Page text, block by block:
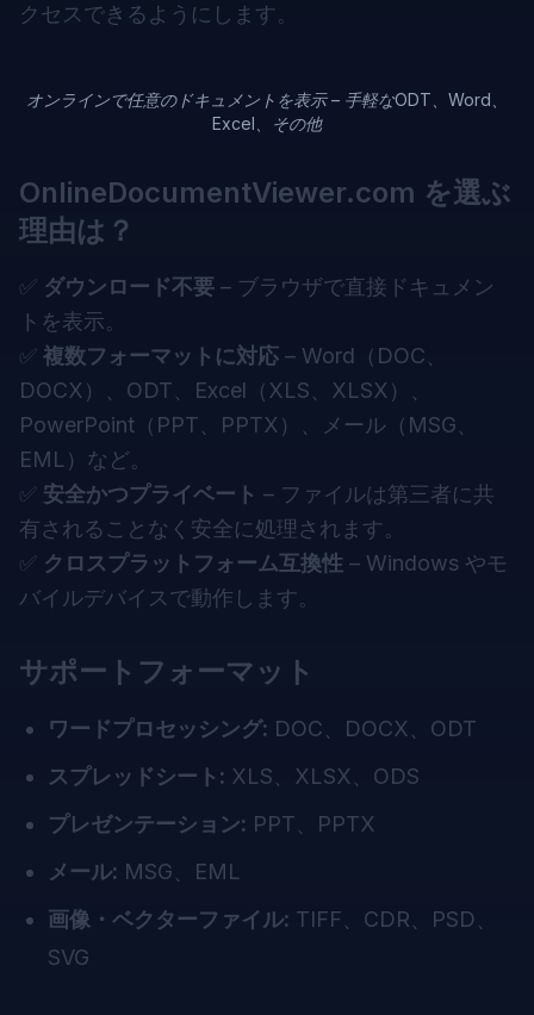
クセスできるようにします。
オンラインで任意のドキュメントを表示 – 手軽なODT、Word、
Excel、その他
OnlineDocumentViewer.com を選ぶ
理由は？
✅ ダウンロード不要 – ブラウザで直接ドキュメン
トを表示。
✅ 複数フォーマットに対応 – Word（DOC、
DOCX）、ODT、Excel（XLS、XLSX）、
PowerPoint（PPT、PPTX）、メール（MSG、
EML）など。
✅ 安全かつプライベート – ファイルは第三者に共
有されることなく安全に処理されます。
✅ クロスプラットフォーム互換性 – Windows やモ
バイルデバイスで動作します。
サポートフォーマット
ワードプロセッシング: DOC、DOCX、ODT
スプレッドシート: XLS、XLSX、ODS
プレゼンテーション: PPT、PPTX
メール: MSG、EML
画像・ベクターファイル: TIFF、CDR、PSD、
SVG